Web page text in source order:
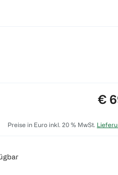
€
Preise in Euro inkl. 20 % MwSt.